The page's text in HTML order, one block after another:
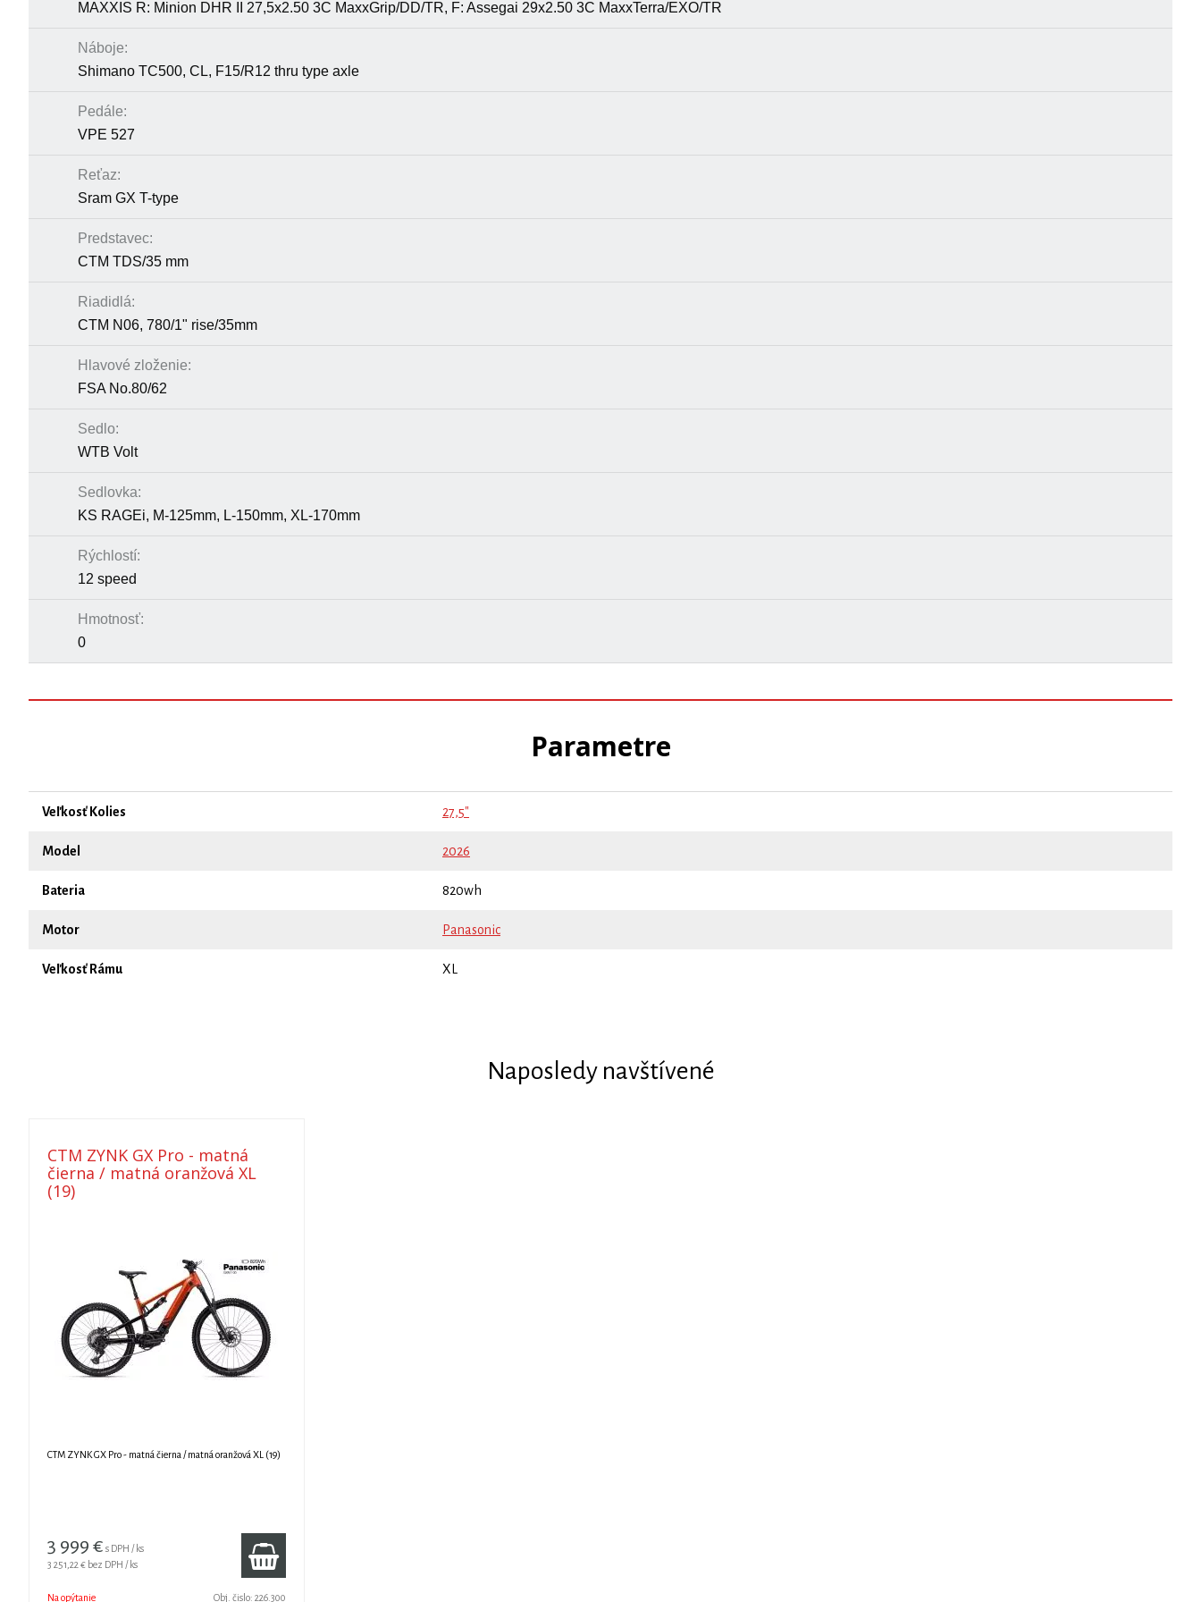
MAXXIS R: Minion DHR II 27,5x2.50 3C MaxxGrip/DD/TR, F: Assegai 29x2.50 3C MaxxTerra/EXO/TR
Náboje:
Shimano TC500, CL, F15/R12 thru type axle
Pedále:
VPE 527
Reťaz:
Sram GX T-type
Predstavec:
CTM TDS/35 mm
Riadidlá:
CTM N06, 780/1" rise/35mm
Hlavové zloženie:
FSA No.80/62
Sedlo:
WTB Volt
Sedlovka:
KS RAGEi, M-125mm, L-150mm, XL-170mm
Rýchlostí:
12 speed
Hmotnosť:
0
Parametre
Veľkosť Kolies 27,5"
Model 2026
Bateria 820wh
Motor Panasonic
Veľkosť Rámu XL
Naposledy navštívené
CTM ZYNK GX Pro - matná
čierna / matná oranžová XL
(19)
CTM ZYNK GX Pro - matná čierna / matná oranžová XL (19)
3 999 € s DPH / ks
3 251,22 € bez DPH / ks
Na opýtanie Obj. čislo: 226.300